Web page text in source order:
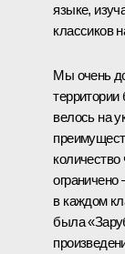
языке,
классиков
Мы очень
велось на
количество
ограничено
в каждом
была